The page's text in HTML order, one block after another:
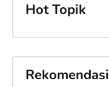
Hot Topik
Rekomendasi